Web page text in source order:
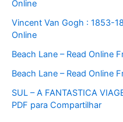
Online
Vincent Van Gogh : 1853-
Online
Beach Lane – Read Online
Beach Lane – Read Online
SUL – A FANTASTICA
PDF para Compartilhar